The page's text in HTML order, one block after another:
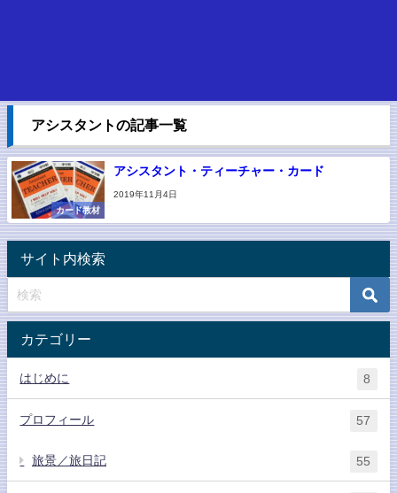
アシスタントの記事一覧
カード教材
アシスタント・ティーチャー・カード
2019年11月4日
サイト内検索
カテゴリー
はじめに 8
プロフィール 57
旅景／旅日記 55